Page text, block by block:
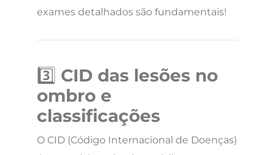
exames detalhados são fundamentais!
3️⃣ CID das lesões no
ombro e
classificações
O CID (Código Internacional de Doenças)